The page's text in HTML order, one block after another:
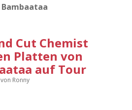
Disco
Nur mal so
Contact
Menü
öffnen
2010
2011
instagram
rss soundcloud
vimeoBluesky
Cut Chemist
Platten von
auf Tour
von Ronny